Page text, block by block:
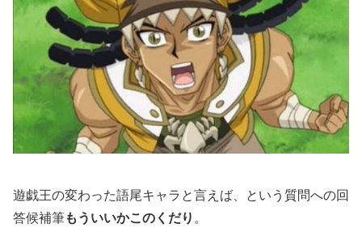
遊戯王の変わった語尾キャラと言えば、という質問への回
答候補筆もういいかこのくだり 。